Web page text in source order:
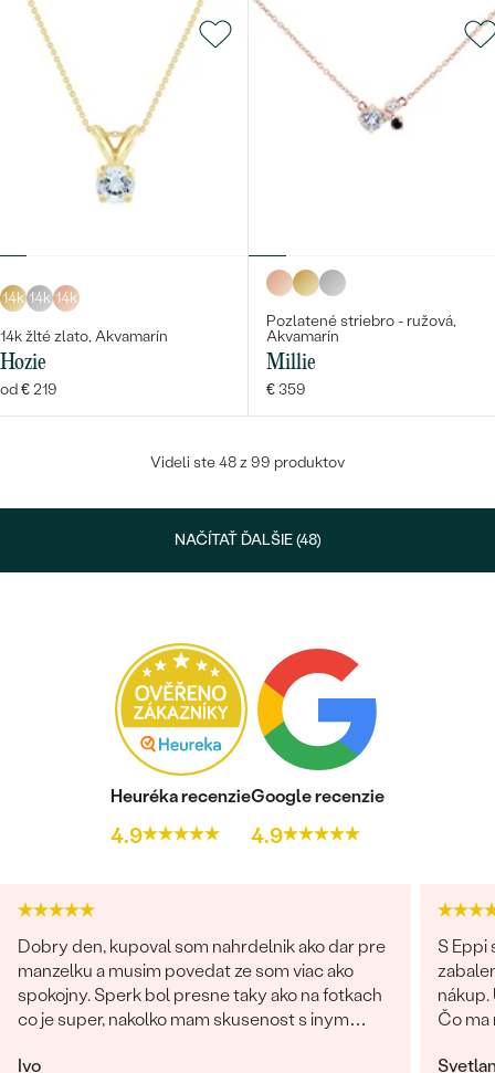
14k 14k 14k
14k žlté zlato, Akvamarín
Hozie
od € 219
Pozlatené striebro - ružová,
Akvamarín
Millie
€ 359
Videli ste 48 z 99 produktov
NAČÍTAŤ ĎALŠIE (48)
Heuréka recenzie
4.9
Google recenzie
4.9
Dobry den, kupoval som nahrdelnik ako dar pre
manzelku a musim povedat ze som viac ako
spokojny. Sperk bol presne taky ako na fotkach
co je super, nakolko mam skusenost s inym
giganticky a prisla "miniatura". V tomto obchode
Ivo
S Eppi
nákup.
Čo ma
Ďakujem Eppi. PS: